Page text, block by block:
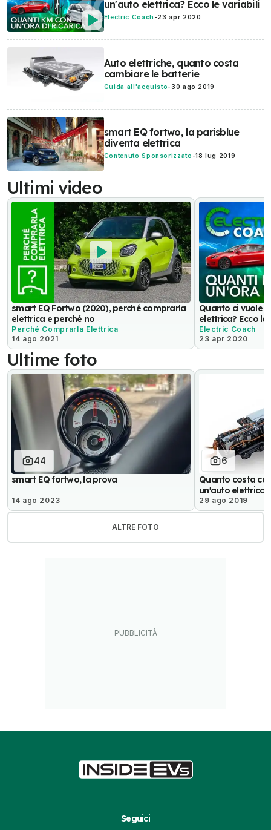
un'auto elettrica? Ecco le variabili
Electric Coach -23 apr 2020
Auto elettriche, quanto costa
cambiare le batterie
Guida all'acquisto-30 ago 2019
smart EQ fortwo, la parisblue
diventa elettrica
Contenuto Sponsorizzato -18 lug 2019
Ultimi video
smart EQ Fortwo (2020), perché comprarla
elettrica e perché no
Perché Comprarla Elettrica
14 ago 2021
Quanto ci vuole
elettrica? Ecco le
Electric Coach
23 apr 2020
Ultime foto
44
smart EQ fortwo, la prova
14 ago 2023
6
Quanto costa
un'auto elettrica
29 ago 2019
ALTRE FOTO
Seguici